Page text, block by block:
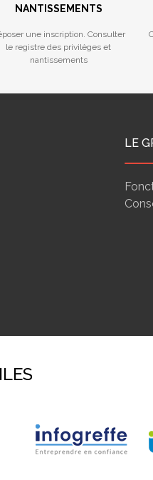
NANTISSEMENTS
une inscription. Consulter
le registre des privilèges et
nantissements
LE